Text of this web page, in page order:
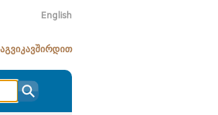
English